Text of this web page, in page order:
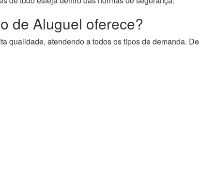
de Aluguel oferece?
qualidade, atendendo a todos os tipos de demanda.